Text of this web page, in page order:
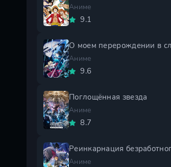
Аниме
9.1
Аниме
9.6
Поглощённая звезда
Аниме
8.7
Аниме